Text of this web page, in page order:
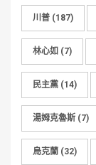
川普 (187)
林心如 (7)
民主黨 (14)
湯姆克魯斯 (7)
烏克蘭 (32)